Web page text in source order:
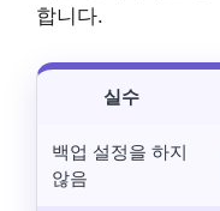
합니다.
실수
백업 설정을 하지
않음